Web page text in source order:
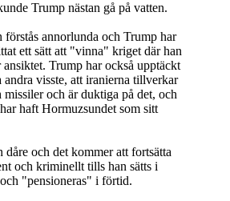
Trump nästan gå på vatten.
förstås annorlunda och Trump har
ett sätt att "vinna" kriget där han
Trump har också upptäckt
andra visste, att iranierna tillverkar
missiler och är duktiga på det, och
haft Hormuzsundet som sitt
dåre och det kommer att fortsätta
och kriminellt tills han sätts i
"pensioneras" i förtid.